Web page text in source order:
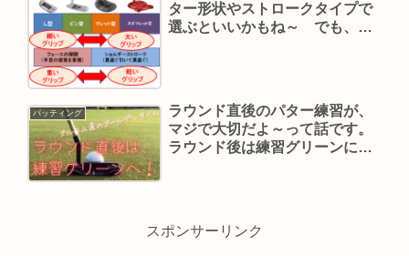
ター形状やストロークタイプで
選ぶといいかもね～ でも、最
パッティング
ラウンド直後のパター練習が、
マジで大切だよ～って話です。
ラウンド後は練習グリーンに向
スポンサーリンク